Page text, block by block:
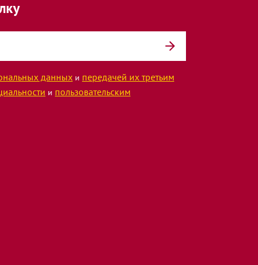
данных и передачей их третьим
и пользовательским